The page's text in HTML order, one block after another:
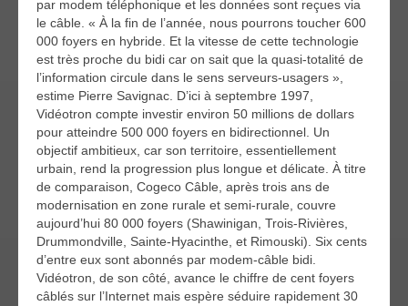
par modem téléphonique et les données sont reçues via
le câble. « À la fin de l’année, nous pourrons toucher 600
000 foyers en hybride. Et la vitesse de cette technologie
est très proche du bidi car on sait que la quasi-totalité de
l’information circule dans le sens serveurs-usagers »,
estime Pierre Savignac. D’ici à septembre 1997,
Vidéotron compte investir environ 50 millions de dollars
pour atteindre 500 000 foyers en bidirectionnel. Un
objectif ambitieux, car son territoire, essentiellement
urbain, rend la progression plus longue et délicate. À titre
de comparaison, Cogeco Câble, après trois ans de
modernisation en zone rurale et semi-rurale, couvre
aujourd’hui 80 000 foyers (Shawinigan, Trois-Rivières,
Drummondville, Sainte-Hyacinthe, et Rimouski). Six cents
d’entre eux sont abonnés par modem-câble bidi.
Vidéotron, de son côté, avance le chiffre de cent foyers
câblés sur l’Internet mais espère séduire rapidement 30